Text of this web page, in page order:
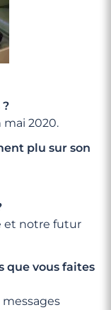
2020.
plu sur son
et notre futur
que vous faites
messages